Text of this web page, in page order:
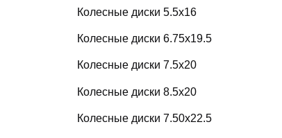
Колесные диски 5.5х16
Колесные диски 6.75х19.5
Колесные диски 7.5х20
Колесные диски 8.5х20
Колесные диски 7.50х22.5